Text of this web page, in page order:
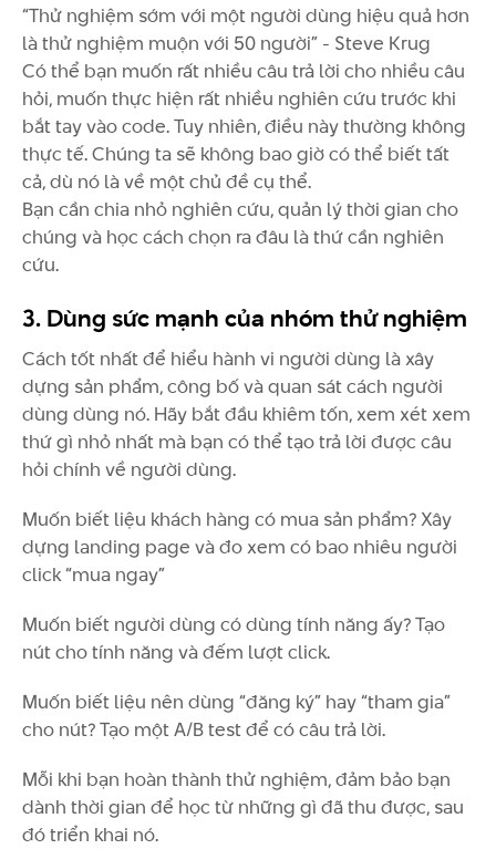
“Thử nghiệm sớm với một người dùng hiệu quả hơn
là thử nghiệm muộn với 50 người” - Steve Krug
Có thể bạn muốn rất nhiều câu trả lời cho nhiều câu
hỏi, muốn thực hiện rất nhiều nghiên cứu trước khi
bắt tay vào code. Tuy nhiên, điều này thường không
thực tế. Chúng ta sẽ không bao giờ có thể biết tất
cả, dù nó là về một chủ đề cụ thể.
Bạn cần chia nhỏ nghiên cứu, quản lý thời gian cho
chúng và học cách chọn ra đâu là thứ cần nghiên
cứu.
3. Dùng sức mạnh của nhóm thử nghiệm
Cách tốt nhất để hiểu hành vi người dùng là xây
dựng sản phẩm, công bố và quan sát cách người
dùng dùng nó. Hãy bắt đầu khiêm tốn, xem xét xem
thứ gì nhỏ nhất mà bạn có thể tạo trả lời được câu
hỏi chính về người dùng.
Muốn biết liệu khách hàng có mua sản phẩm? Xây
dựng landing page và đo xem có bao nhiêu người
click “mua ngay”
Muốn biết người dùng có dùng tính năng ấy? Tạo
nút cho tính năng và đếm lượt click.
Muốn biết liệu nên dùng “đăng ký” hay “tham gia”
cho nút? Tạo một A/B test để có câu trả lời.
Mỗi khi bạn hoàn thành thử nghiệm, đảm bảo bạn
dành thời gian để học từ những gì đã thu được, sau
đó triển khai nó.